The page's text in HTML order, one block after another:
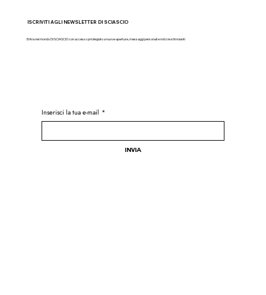
Inserisci la tua e-mail *
Invia
ISCRIVITI AGLI NEWSLETTER DI SCIASCIO
Entra nel mondo DI SCIASCIO con accesso privilegiato a nuove aperture, messaggi personali e notizie stimolanti